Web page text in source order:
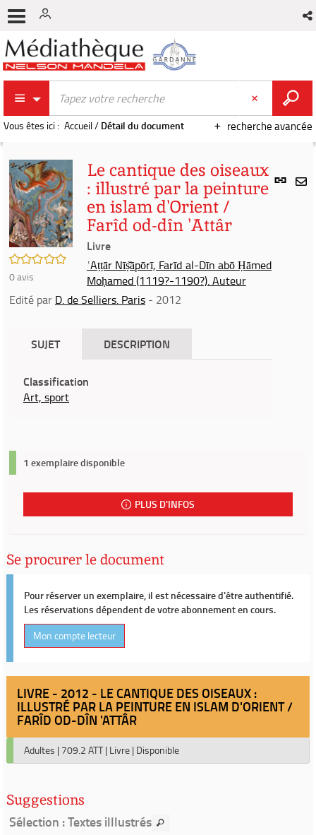
recherche avancée
Vous êtes ici : Accueil/ Détail du document
Lien
/5
0avis
Le cantique des oiseaux
: illustré par la peinture
en islam d'Orient /
Farîd od-dîn 'Attâr
Livre
ʿAṭṭār Nīṣ̌āpōrī, Farīd al-Dīn abō Ḥāmed
Moḥamed (1119?-1190?). Auteur
Edité par D. de Selliers. Paris - 2012
SUJET DESCRIPTION
Classification
Art, sport
1 exemplaire disponible
PLUS D'INFOS
Se procurer le document
Pour réserver un exemplaire, il est nécessaire d'être authentifié.
Les réservations dépendent de votre abonnement en cours.
Mon compte lecteur
LIVRE - 2012 - LE CANTIQUE DES OISEAUX :
ILLUSTRÉ PAR LA PEINTURE EN ISLAM D'ORIENT /
FARÎD OD-DÎN 'ATTÂR
Adultes | 709.2 ATT | Livre | Disponible
Suggestions
Sélection : Textes illlustrés